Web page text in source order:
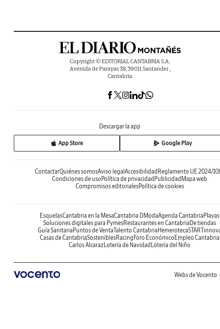
Copyright © EDITORIAL CANTABRIA S.A.
Avenida de Parayas 38, 39011 Santander ,
Cantabria
Descargar la app
App Store Google Play
ContactarQuiénes somosAviso legalAccesibilidadReglamento UE 2024/
Condiciones de usoPolítica de privacidadPublicidadMapa web
Compromisos editorialesPolítica de cookies
EsquelasCantabria en la MesaCantabria DModaAgenda CantabriaPlayas
Soluciones digitales para PymesRestaurantes en CantabriaDe tiendas
Guía SanitariaPuntos de VentaTalento CantabriaHemeroteca
Casas de CantabriaSosteniblesRacingForo EconómicoEmpleo Cantabria
Carlos AlcarazLotería de NavidadLotería del Niño
Webs de Vocento